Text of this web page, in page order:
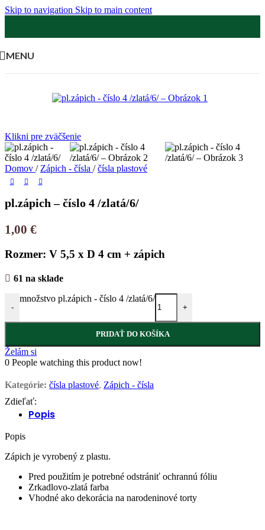
Skip to navigation Skip to main content
MENU
Klikni pre zväčšenie
Domov / Zápich - čísla / čísla plastové
pl.zápich – číslo 4 /zlatá/6/
1,00 €
Rozmer: V 5,5 x D 4 cm + zápich
61 na sklade
-
množstvo pl.zápich - číslo 4 /zlatá/6/
+
PRIDAŤ DO KOŠÍKA
Želám si
0 People watching this product now!
Kategórie: čísla plastové, Zápich - čísla
Zdieľať:
Popis
Popis
Zápich je vyrobený z plastu.
Pred použitím je potrebné odstrániť ochrannú fóliu
Zrkadlovo-zlatá farba
Vhodné ako dekorácia na narodeninové torty